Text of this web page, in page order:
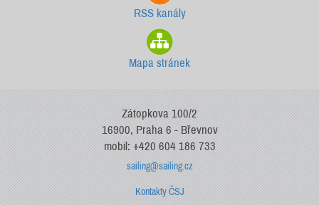
RSS kanály
Mapa stránek
Zátopkova 100/2
16900, Praha 6 - Břevnov
mobil: +420 604 186 733
sailing@sailing.cz
Kontakty ČSJ